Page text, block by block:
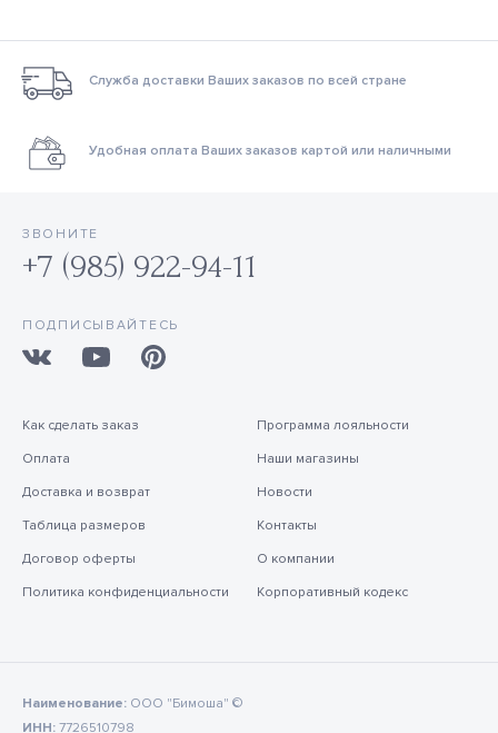
Служба доставки Ваших заказов по всей стране
Удобная оплата Ваших заказов картой или наличными
ЗВОНИТЕ
+7 (985) 922-94-11
ПОДПИСЫВАЙТЕСЬ
Как сделать заказ
Оплата
Доставка и возврат
Таблица размеров
Договор оферты
Политика конфиденциальности
Программа лояльности
Наши магазины
Новости
Контакты
О компании
Корпоративный кодекс
Наименование: ООО "Бимоша" ©
ИНН: 7726510798